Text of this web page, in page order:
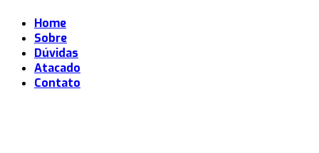
Home
Sobre
Dúvidas
Atacado
Contato